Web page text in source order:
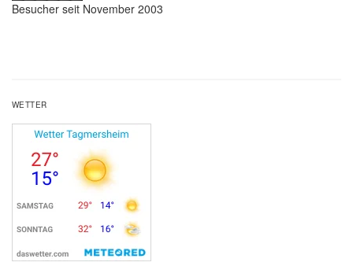
Besucher seit November 2003
WETTER